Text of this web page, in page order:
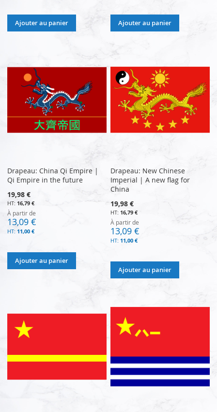
Ajouter au panier Ajouter au panier
Drapeau: China Qi Empire |
Qi Empire in the future
19,98 €
16,79 €
À partir de
13,09 €
11,00 €
Ajouter au panier
Drapeau: New Chinese
Imperial | A new flag for
China
19,98 €
16,79 €
À partir de
13,09 €
11,00 €
Ajouter au panier